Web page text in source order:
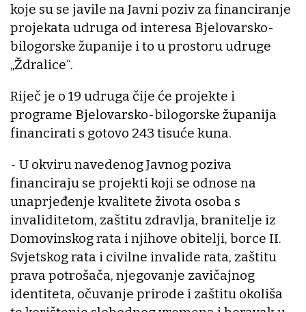
koje su se javile na Javni poziv za financiranje
projekata udruga od interesa Bjelovarsko-
bilogorske županije i to u prostoru udruge
„Ždralice“.
Riječ je o 19 udruga čije će projekte i
programe Bjelovarsko-bilogorske županija
financirati s gotovo 243 tisuće kuna.
- U okviru navedenog Javnog poziva
financiraju se projekti koji se odnose na
unaprjeđenje kvalitete života osoba s
invaliditetom, zaštitu zdravlja, branitelje iz
Domovinskog rata i njihove obitelji, borce II.
Svjetskog rata i civilne invalide rata, zaštitu
prava potrošača, njegovanje zavičajnog
identiteta, očuvanje prirode i zaštitu okoliša